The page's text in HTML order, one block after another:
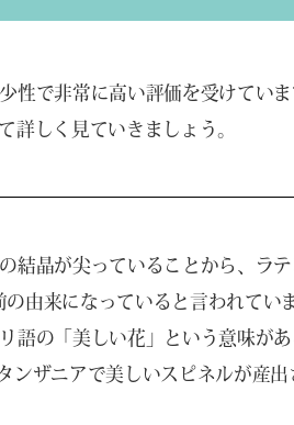
性で非常に高い評価を受けてい
詳しく見ていきましょう。
結晶が尖っていることから、ラ
由来になっていると言われていま
語の「美しい花」という意味が
ンザニアで美しいスピネルが産